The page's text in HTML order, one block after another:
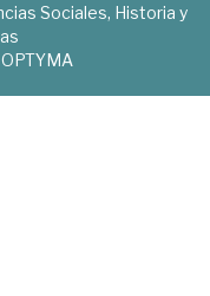
Sociales, Historia y
OPTYMA